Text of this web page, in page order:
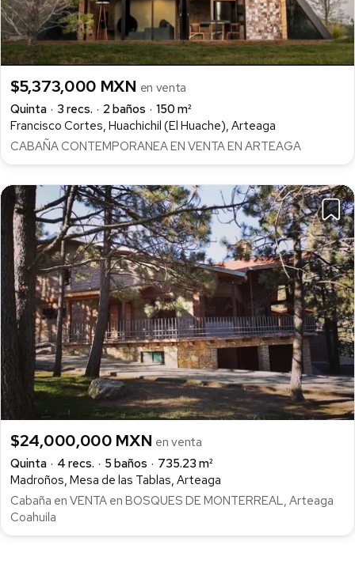
$5,373,000 MXN en venta
Quinta
3 recs. 2 baños
150 m²
Francisco Cortes, Huachichil (El Huache), Arteaga
CABAÑA CONTEMPORANEA EN VENTA EN ARTEAGA
$24,000,000 MXN en venta
Quinta
4 recs. 5 baños
735.23 m²
Madroños, Mesa de las Tablas, Arteaga
Cabaña en VENTA en BOSQUES DE MONTERREAL, Arteaga
Coahuila